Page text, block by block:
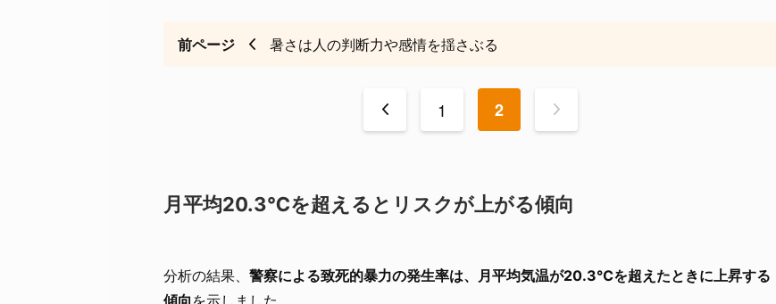
前ページ 暑さは人の判断力や感情を揺さぶる
< 1 2 >
月平均20.3℃を超えるとリスクが上がる傾向
分析の結果、 警察による致死的暴力の発生率は、月平均気温が20.3℃を超えたときに上昇する
傾向 を示しました。